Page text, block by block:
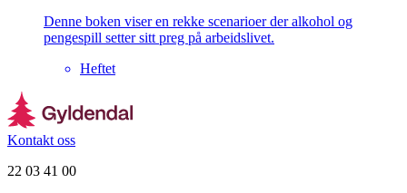
Denne boken viser en rekke scenarioer der alkohol og
pengespill setter sitt preg på arbeidslivet.
Heftet
Kontakt oss
22 03 41 00